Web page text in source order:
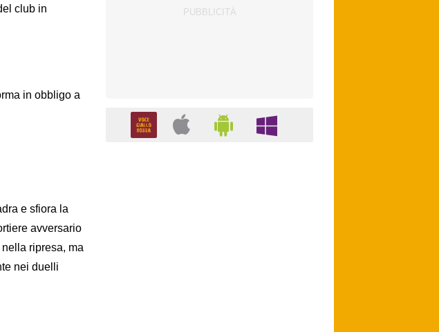
club in
in obbligo a
e sfiora la
avversario
ripresa, ma
nei duelli